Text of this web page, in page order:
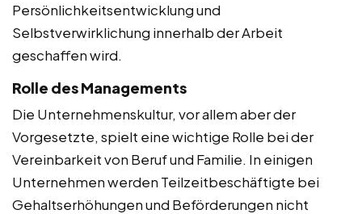
Persönlichkeitsentwicklung und
Selbstverwirklichung innerhalb der Arbeit
geschaffen wird.
Rolle des Managements
Die Unternehmenskultur, vor allem aber der
Vorgesetzte, spielt eine wichtige Rolle bei der
Vereinbarkeit von Beruf und Familie. In einigen
Unternehmen werden Teilzeitbeschäftigte bei
Gehaltserhöhungen und Beförderungen nicht